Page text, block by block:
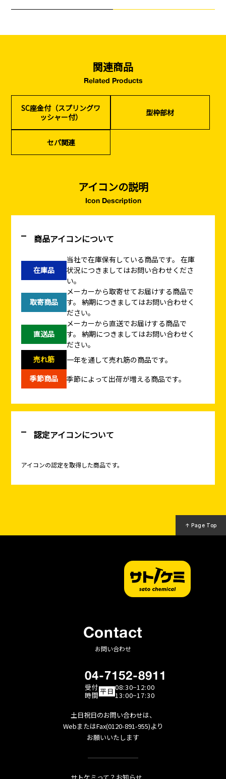
バリケード（保安）
・復旧貢献
季節商材
解体・改修工事
関連商品
Related Products
SC座金付（スプリングワ
ッシャー付）
型枠部材
セパ関連
アイコンの説明
Icon Description
商品アイコンについて
在庫品
当社で在庫保有している商品です。 在庫
状況につきましてはお問い合わせくださ
い。
取寄商品
メーカーから取寄せてお届けする商品で
す。 納期につきましてはお問い合わせく
ださい。
直送品
メーカーから直送でお届けする商品で
す。 納期につきましてはお問い合わせく
ださい。
売れ筋
一年を通して売れ筋の商品です。
季節商品
季節によって出荷が増える商品です。
認定アイコンについて
アイコンの認定を取得した商品です。
↑ Page Top
Contact
お問い合わせ
04-7152-8911
受付
時間平日 08:30−12:00
13:00−17:30
土日祝日のお問い合わせは、
WebまたはFax(0120-891-955)より
お願いいたします